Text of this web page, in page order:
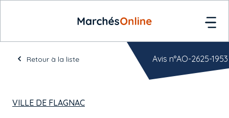
Retour à la liste
VILLE DE FLAGNAC
Avis n°AO-2625-1953